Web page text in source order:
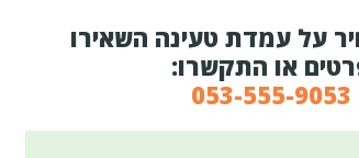
על עמדת טעינה השאירו
או התקשרו:
053-555-9053